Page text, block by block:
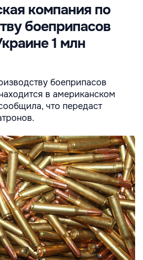
компания по
боеприпасов
1 млн
боеприпасов
в американском
что передаст